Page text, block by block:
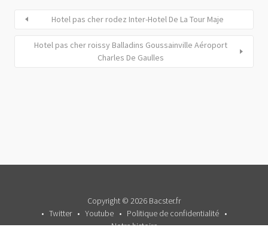
Hotel pas cher rodez Inter-Hotel De La Tour Maje
Hotel pas cher roissy Balladins Goussainville Aéroport
Charles De Gaulles
Copyright © 2026 Bacster.fr
Twitter
Youtube
Politique de confidentialité
Notre histoire